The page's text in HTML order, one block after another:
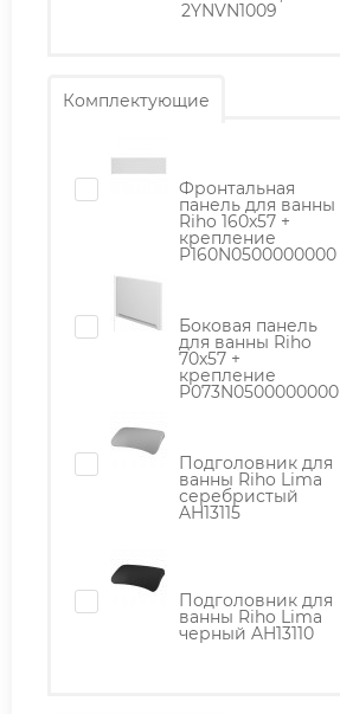
2YNVN1009
Комплектующие
Фронтальная
панель для ванны
Riho 160x57 +
крепление
P160N0500000000
Боковая панель
для ванны Riho
70x57 +
крепление
P073N0500000000
Подголовник для
ванны Riho Lima
серебристый
AH13115
Подголовник для
ванны Riho Lima
черный AH13110